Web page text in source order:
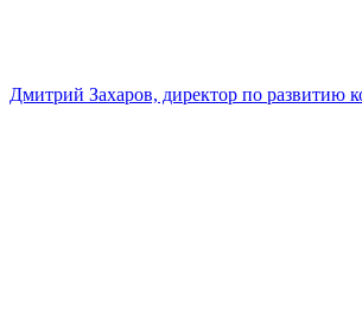
Дмитрий Захаров, директор по развитию